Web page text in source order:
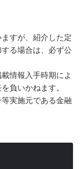
すが、紹介した定
る場合は、必ず公
情報入手時期によ
負いかねます。
実施元である金融